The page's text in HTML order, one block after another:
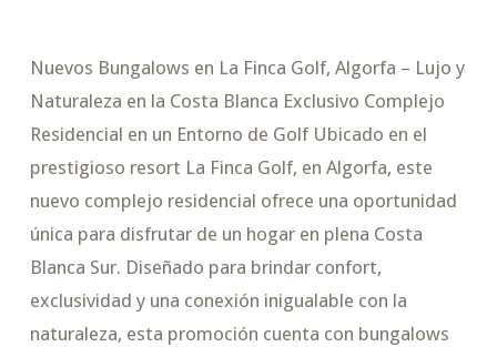
Nuevos Bungalows en La Finca Golf, Algorfa – Lujo y
Naturaleza en la Costa Blanca Exclusivo Complejo
Residencial en un Entorno de Golf Ubicado en el
prestigioso resort La Finca Golf, en Algorfa, este
nuevo complejo residencial ofrece una oportunidad
única para disfrutar de un hogar en plena Costa
Blanca Sur. Diseñado para brindar confort,
exclusividad y una conexión inigualable con la
naturaleza, esta promoción cuenta con bungalows